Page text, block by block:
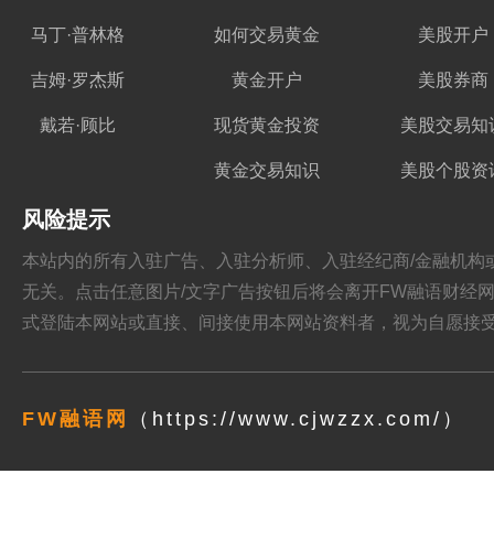
马丁·普林格
吉姆·罗杰斯
戴若·顾比
如何交易黄金
黄金开户
现货黄金投资
黄金交易知识
美股开户
美股券商
美股交易知
美股个股资
风险提示
本站内的所有入驻广告、入驻分析师、入驻经纪商/金融机
无关。点击任意图片/文字广告按钮后将会离开FW融语财经
式登陆本网站或直接、间接使用本网站资料者，视为自愿接
FW融语网 （https://www.cjwzzx.com/）